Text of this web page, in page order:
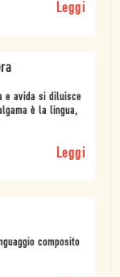
Leggi
e avida si diluisce
è la lingua,
Leggi
composito